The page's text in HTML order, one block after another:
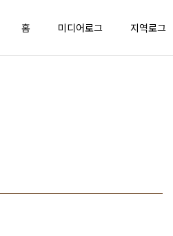
홈 미디어로그 지역로그